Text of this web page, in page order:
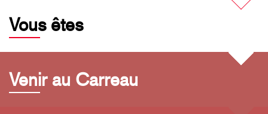
Vous êtes
Venir au Carreau